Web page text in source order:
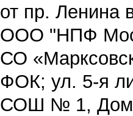
от пр. Ленина
ООО "НПФ
СО
ФОК; ул. 5-я
СОШ № 1, Дом